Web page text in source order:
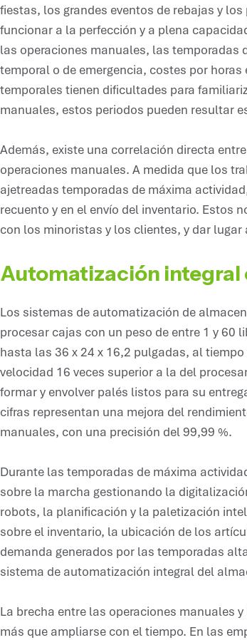
fiestas, los grandes eventos de rebajas y
funcionar a la perfección y a plena
las operaciones manuales, las temporadas
temporal o de emergencia, costes por
temporales tienen dificultades para
manuales, estos periodos pueden resultar
Además, existe una correlación directa
operaciones manuales. A medida que los
ajetreadas temporadas de máxima
recuento y en el envío del inventario. Estos
con los minoristas y los clientes, y dar
Automatización integral
Los sistemas de automatización de
procesar cajas con un peso de entre 1 y 60
hasta las 36 x 24 x 16,2 pulgadas, al
velocidad 16 veces superior a la del
formar y envolver palés listos para su
cifras representan una mejora del
manuales, con una precisión del 99,99 %.
Durante las temporadas de máxima
sobre la marcha gestionando la
robots, la planificación y la paletización
sobre el inventario, la ubicación de los
demanda generados por las temporadas
sistema de automatización integral del
La brecha entre las operaciones manuales
más que ampliarse con el tiempo. En las